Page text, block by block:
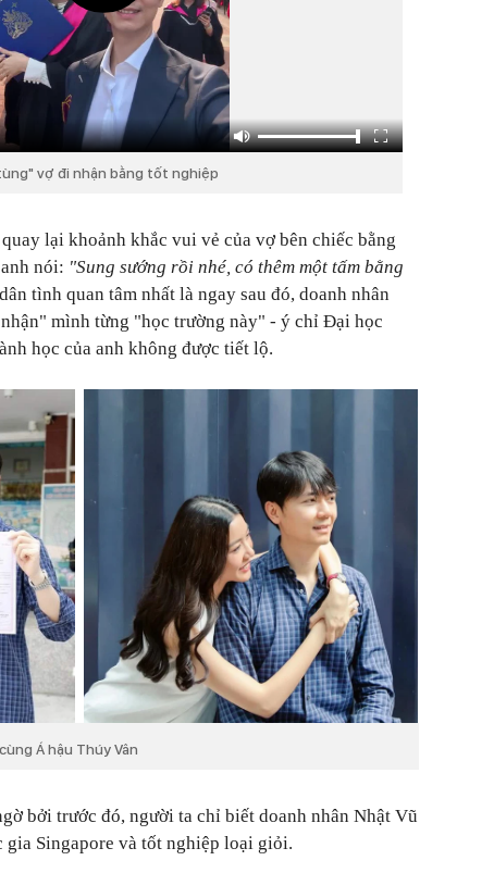
vợ đi nhận bằng tốt nghiệp
lại khoảnh khắc vui vẻ của vợ bên chiếc bằng
nói: "Sung sướng rồi nhé, có thêm một tấm bằng
tình quan tâm nhất là ngay sau đó, doanh nhân
mình từng "học trường này" - ý chỉ Đại học
học của anh không được tiết lộ.
Á hậu Thúy Vân
bởi trước đó, người ta chỉ biết doanh nhân Nhật Vũ
Singapore và tốt nghiệp loại giỏi.